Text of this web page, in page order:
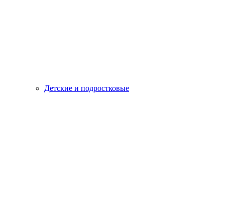
Детские и подростковые